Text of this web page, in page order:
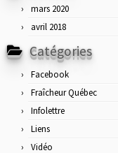
mars 2020
avril 2018
Catégories
Facebook
Fraîcheur Québec
Infolettre
Liens
Vidéo